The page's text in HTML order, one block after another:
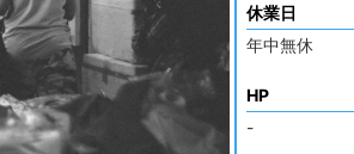
休業日
年中無休
HP
-